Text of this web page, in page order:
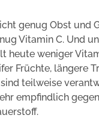
genug Obst und
Vitamin C. Und
heute weniger
Früchte, längere
teilweise
empfindlich